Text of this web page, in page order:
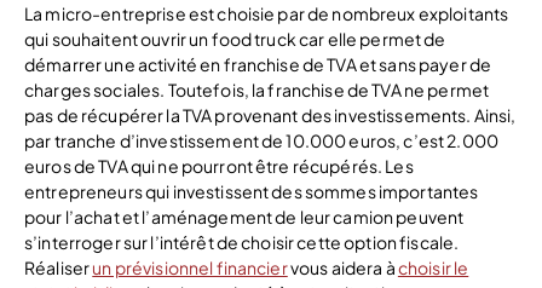
La micro-entreprise est choisie par de nombreux exploitants
qui souhaitent ouvrir un food truck car elle permet de
démarrer une activité en franchise de TVA et sans payer de
charges sociales. Toutefois, la franchise de TVA ne permet
pas de récupérer la TVA provenant des investissements. Ainsi,
par tranche d’investissement de 10.000 euros, c’est 2.000
euros de TVA qui ne pourront être récupérés. Les
entrepreneurs qui investissent des sommes importantes
pour l’achat et l’aménagement de leur camion peuvent
s’interroger sur l’intérêt de choisir cette option fiscale.
Réaliserun prévisionnel financiervous aidera àchoisir le